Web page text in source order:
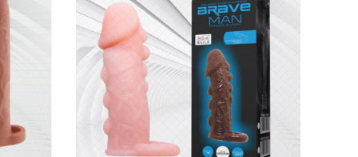
cấp với sức khỏe của người dùng